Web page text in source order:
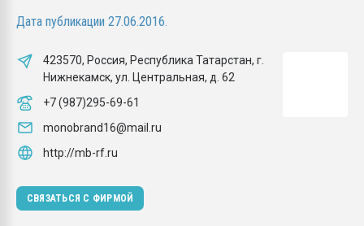
Дата публикации 27.06.2016.
423570, Россия, Республика Татарстан, г.
Нижнекамск, ул. Центральная, д. 62
+7 (987)295-69-61
monobrand16@mail.ru
http://mb-rf.ru
СВЯЗАТЬСЯ С ФИРМОЙ